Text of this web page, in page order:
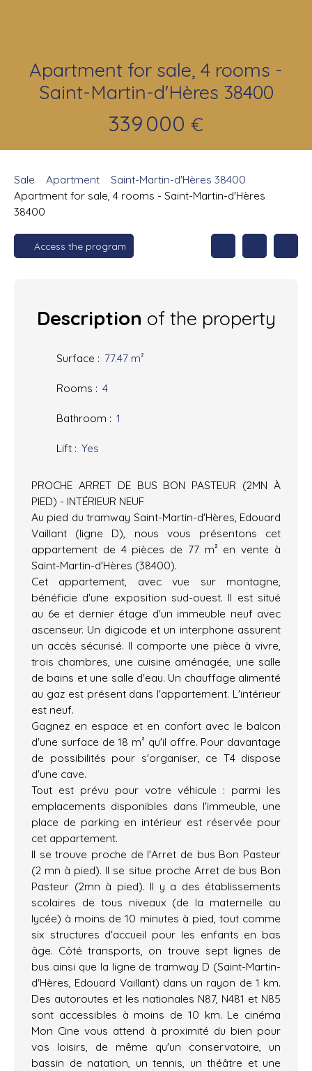
Apartment for sale, 4 rooms -
Saint-Martin-d'Hères 38400
339 000 €
Sale Apartment
Saint-Martin-d'Hères 38400
Apartment for sale, 4 rooms - Saint-Martin-d'Hères
38400
Access the program
Description of the property
Surface : 77.47 m²
Rooms : 4
Bathroom : 1
Lift : Yes
PROCHE ARRET DE BUS BON PASTEUR (2MN À
PIED) - INTÉRIEUR NEUF
Au pied du tramway Saint-Martin-d'Hères, Edouard
Vaillant (ligne D), nous vous présentons cet
appartement de 4 pièces de 77 m² en vente à
Saint-Martin-d'Hères (38400).
Cet appartement, avec vue sur montagne,
bénéficie d'une exposition sud-ouest. Il est situé
au 6e et dernier étage d'un immeuble neuf avec
ascenseur. Un digicode et un interphone assurent
un accès sécurisé. Il comporte une pièce à vivre,
trois chambres, une cuisine aménagée, une salle
de bains et une salle d'eau. Un chauffage alimenté
au gaz est présent dans l'appartement. L'intérieur
est neuf.
Gagnez en espace et en confort avec le balcon
d'une surface de 18 m² qu'il offre. Pour davantage
de possibilités pour s'organiser, ce T4 dispose
d'une cave.
Tout est prévu pour votre véhicule : parmi les
emplacements disponibles dans l'immeuble, une
place de parking en intérieur est réservée pour
cet appartement.
Il se trouve proche de l'Arret de bus Bon Pasteur
(2 mn à pied). Il se situe proche Arret de bus Bon
Pasteur (2mn à pied). Il y a des établissements
scolaires de tous niveaux (de la maternelle au
lycée) à moins de 10 minutes à pied, tout comme
six structures d'accueil pour les enfants en bas
âge. Côté transports, on trouve sept lignes de
bus ainsi que la ligne de tramway D (Saint-Martin-
d'Hères, Edouard Vaillant) dans un rayon de 1 km.
Des autoroutes et les nationales N87, N481 et N85
sont accessibles à moins de 10 km. Le cinéma
Mon Cine vous attend à proximité du bien pour
vos loisirs, de même qu'un conservatoire, un
bassin de natation, un tennis, un théâtre et une